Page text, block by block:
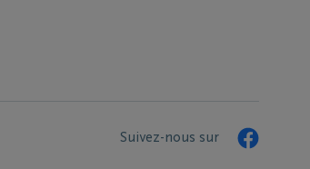
Suivez-nous sur